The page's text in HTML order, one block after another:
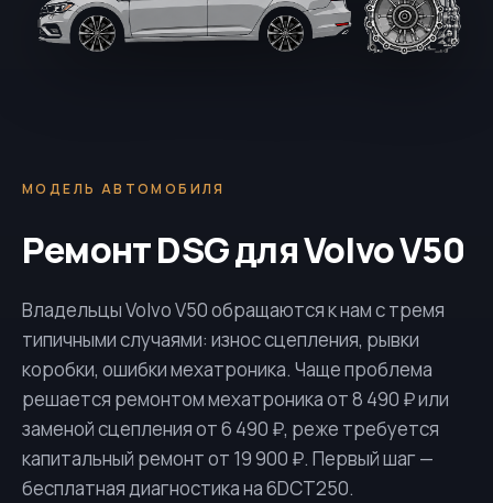
МОДЕЛЬ АВТОМОБИЛЯ
Ремонт DSG для Volvo V50
Владельцы Volvo V50 обращаются к нам с тремя
типичными случаями: износ сцепления, рывки
коробки, ошибки мехатроника. Чаще проблема
решается ремонтом мехатроника от 8 490 ₽ или
заменой сцепления от 6 490 ₽, реже требуется
капитальный ремонт от 19 900 ₽. Первый шаг —
бесплатная диагностика на6DCT250.